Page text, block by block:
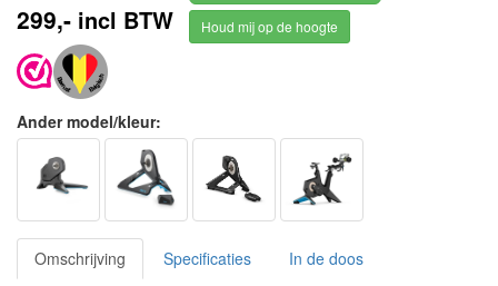
299,- incl BTW Houd mij op de hoogte
Ander model/kleur:
Omschrijving Specificaties
In de doos